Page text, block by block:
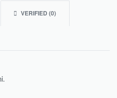
VERIFIED (0)